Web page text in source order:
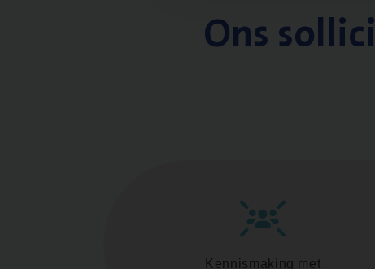
Ons
Kennismaking met